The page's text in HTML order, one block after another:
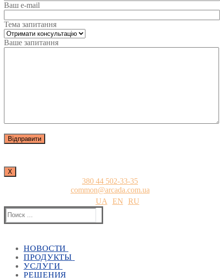
Ваш e-mail
Тема запитання
Ваше запитання
Х
380 44 502-33-35
common@arcada.com.ua
UA
EN
RU
Найти:
НОВОСТИ
Все новости
Все акции
Все мероприятия
ПРОДУКТЫ
Архитектура и строительство
Autodesk
Визуализация
УСЛУГИ
Учебный центр
РЕШЕНИЯ